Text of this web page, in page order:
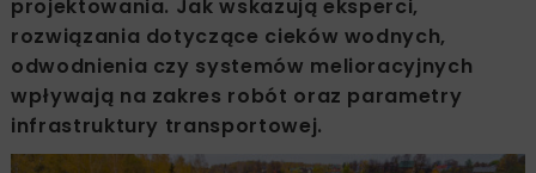
projektowania. Jak wskazują eksperci,
rozwiązania dotyczące cieków wodnych,
odwodnienia czy systemów melioracyjnych
wpływają na zakres robót oraz parametry
infrastruktury transportowej.